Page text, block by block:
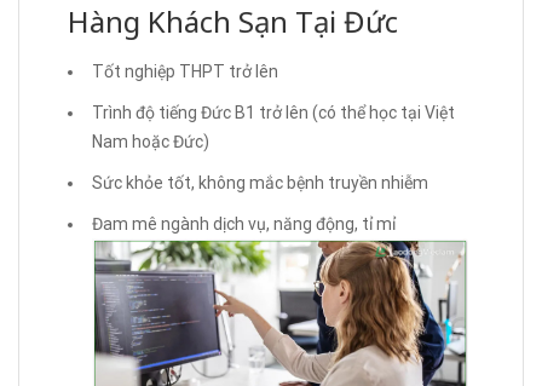
Hàng Khách Sạn Tại Đức
Tốt nghiệp THPT trở lên
Trình độ tiếng Đức B1 trở lên (có thể học tại Việt
Nam hoặc Đức)
Sức khỏe tốt, không mắc bệnh truyền nhiễm
Đam mê ngành dịch vụ, năng động, tỉ mỉ